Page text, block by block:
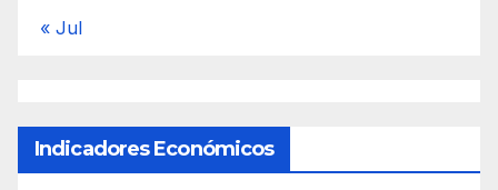
« Jul
Indicadores Económicos